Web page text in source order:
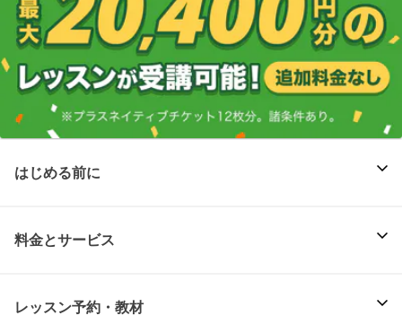
はじめる前に
料金とサービス
レッスン予約・教材